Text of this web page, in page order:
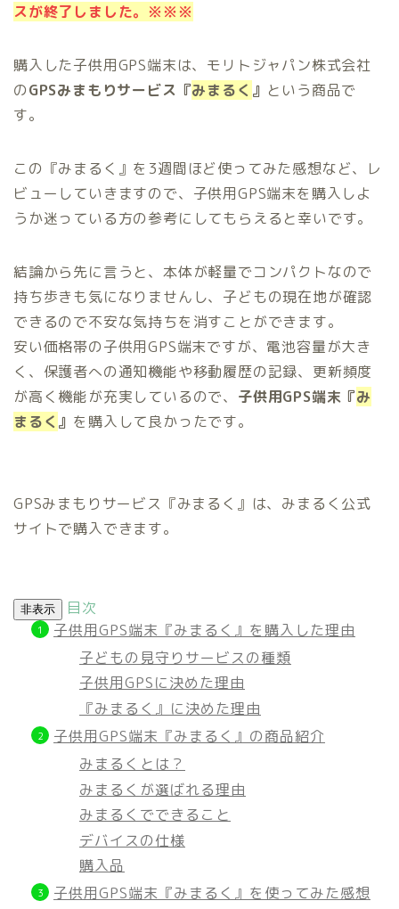
スが終了しました。※※※
購入した子供用GPS端末は、モリトジャパン株式会社
のGPSみまもりサービス 『みまるく 』 という商品で
す。
この『みまるく』を3週間ほど使ってみた感想など、レ
ビューしていきますので、子供用GPS端末を購入しよ
うか迷っている方の参考にしてもらえると幸いです。
結論から先に言うと、本体が軽量でコンパクトなので
持ち歩きも気になりませんし、子どもの現在地が確認
できるので不安な気持ちを消すことができます。
安い価格帯の子供用GPS端末ですが、電池容量が大き
く、保護者への通知機能や移動履歴の記録、更新頻度
が高く機能が充実しているので、 子供用GPS端末『み
まるく 』 を購入して良かったです。
GPSみまもりサービス『みまるく』は、みまるく公式
サイトで購入できます。
非表示
目次
子供用GPS端末『みまるく』を購入した理由
子どもの見守りサービスの種類
子供用GPSに決めた理由
『みまるく』に決めた理由
子供用GPS端末『みまるく』の商品紹介
みまるくとは？
みまるくが選ばれる理由
みまるくでできること
デバイスの仕様
購入品
子供用GPS端末『みまるく』を使ってみた感想